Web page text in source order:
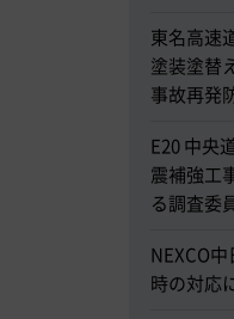
東名高速
塗装塗替
事故再発
E20 中央
震補強工
る調査委
NEXCO
時の対応